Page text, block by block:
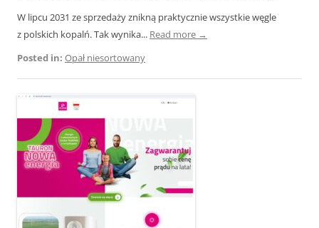
W lipcu 2031 ze sprzedaży znikną praktycznie wszystkie węgle
z polskich kopalń. Tak wynika... Read more →
Posted in: Opał niesortowany